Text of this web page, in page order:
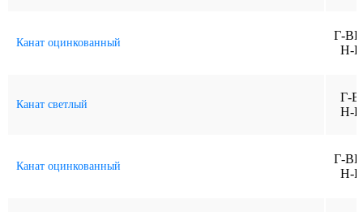
Канат оцинкованный
Г-
Н-
Канат светлый
Г-
Н-
Канат оцинкованный
Г-
Н-